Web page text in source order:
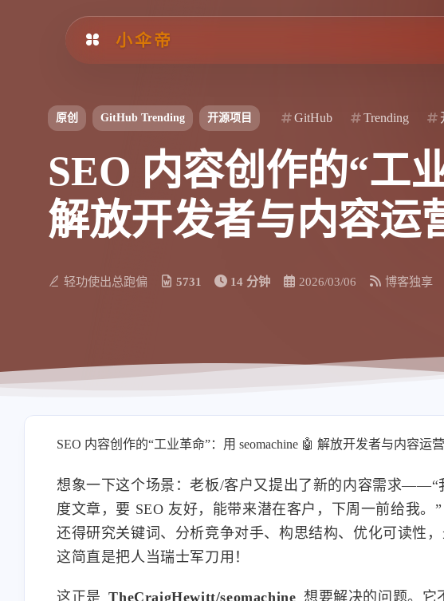
小伞帝
原创 GitHub Trending 开源项目 GitHub Trending
SEO 内容创作的“工
解放开发者与内容运
轻功使出总跑偏 5731 14 分钟 2026/03/06 博客独享
SEO 内容创作的“工业革命”：用 seomachine 🤖 解放开发者与内容运
想象一下这个场景：老板/客户又提出了新的内容需求——“
度文章，要 SEO 友好，能带来潜在客户，下周一前给我
还得研究关键词、分析竞争对手、构思结构、优化可读性
这简直是把人当瑞士军刀用！
这正是 TheCraigHewitt/seomachine 想要解决的问题。它